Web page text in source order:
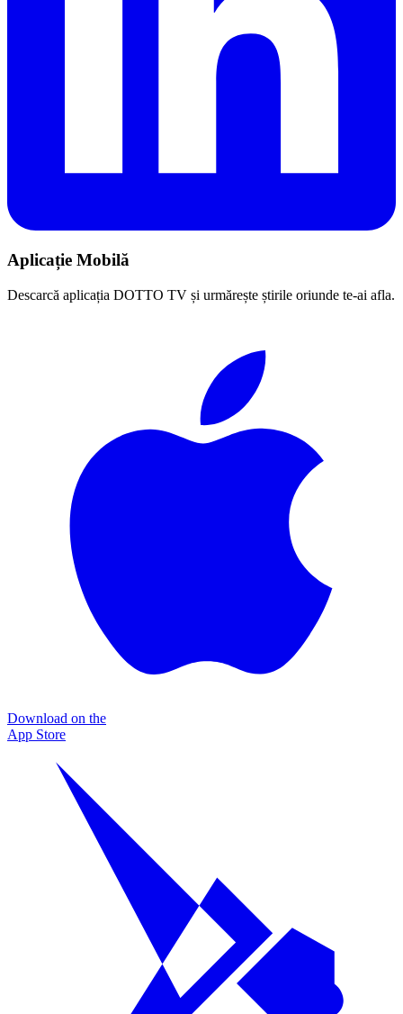
Aplicație Mobilă
Descarcă aplicația DOTTO TV și urmărește știrile oriunde te-ai afla.
Download on the
App Store